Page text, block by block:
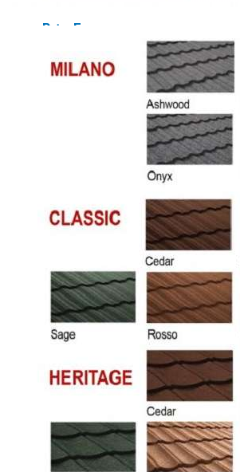
Bơm Epsso
HỆ THỐNG BƠM TĂNG ÁP
BƠM TRỤC ĐỨNG ĐƠN
BƠM TRỤC ĐỨNG ĐA TẦNG
BƠM TRỤC NGANG ĐA TẦNG
BƠM TRỤC NGANG RỜI TRỤC
BƠM CHÌM THOÁT NƯỚC
HỆ THỐNG BƠM NÂNG